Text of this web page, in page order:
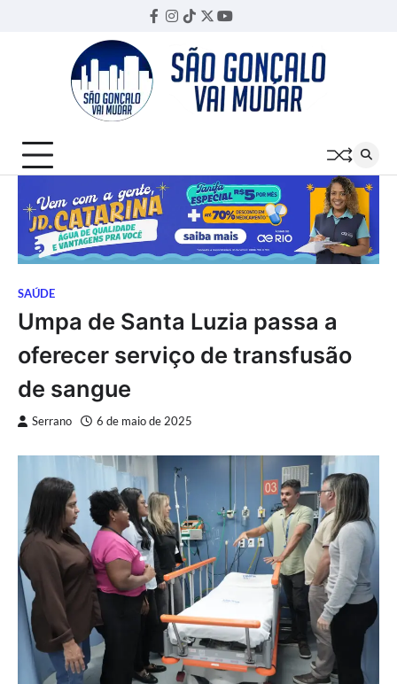
Facebook
Instagram
TikTok
TwitterYouTube
SAÚDE
Umpa de Santa Luzia passa a
oferecer serviço de transfusão
de sangue
Serrano 6 de maio de 2025